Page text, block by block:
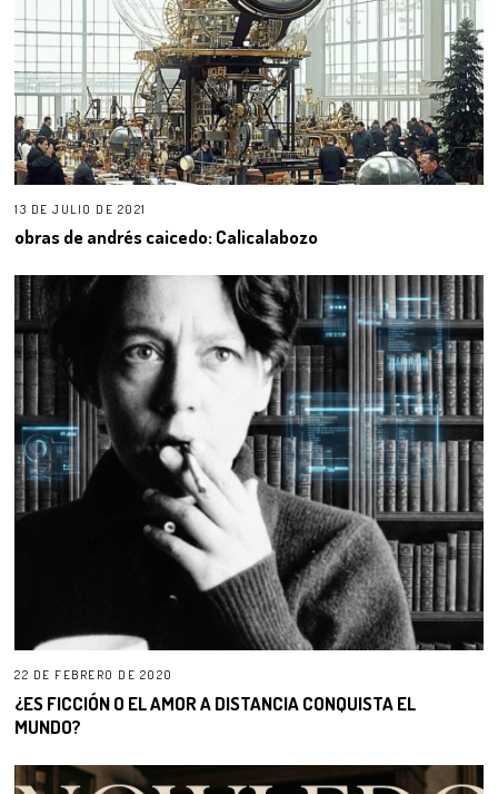
13 DE JULIO DE 2021
obras de andrés caicedo: Calicalabozo
22 DE FEBRERO DE 2020
¿ES FICCIÓN O EL AMOR A DISTANCIA CONQUISTA EL
MUNDO?